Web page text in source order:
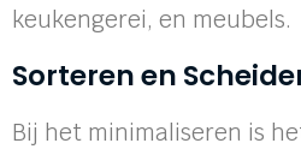
keukengerei, en meubels.
Sorteren en
Bij het minimaliseren is